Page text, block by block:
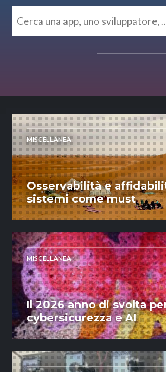
MISCELLANEA
Osservabilità e
sistemi come must
MISCELLANEA
Il 2026 anno di svolta
cybersicurezza e AI